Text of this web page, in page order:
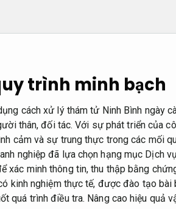
trình minh bạch
cách xử lý thám tử Ninh Bình ngày
thân, đối tác. Với sự phát triển của
cảm và sự trung thực trong các mối
nghiệp đã lựa chọn hạng mục Dịch
xác minh thông tin, thu thập bằng
kinh nghiệm thực tế, được đào tạo bài
quá trình điều tra. Nâng cao hiệu quả